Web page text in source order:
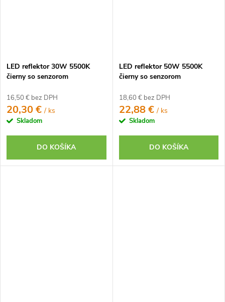
LED reflektor 30W 5500K
čierny so senzorom
16,50 € bez DPH
20,30 €/ ks
Skladom
DO KOŠÍKA
LED reflektor 50W 5500K
čierny so senzorom
18,60 € bez DPH
22,88 €/ ks
Skladom
DO KOŠÍKA